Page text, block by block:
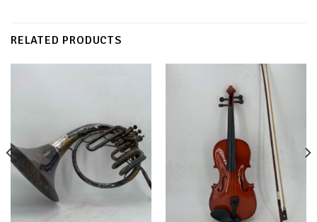
RELATED PRODUCTS